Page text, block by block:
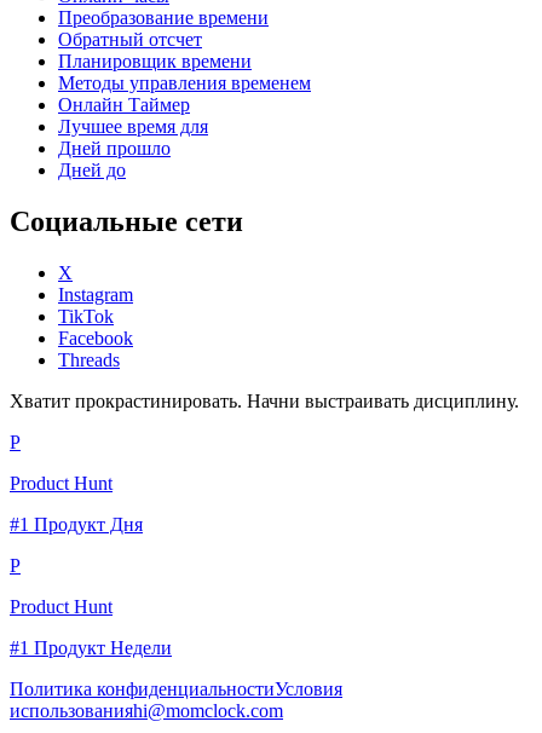
Преобразование времени
Обратный отсчет
Планировщик времени
Методы управления временем
Онлайн Таймер
Лучшее время для
Дней прошло
Дней до
Социальные сети
X
Instagram
TikTok
Facebook
Threads
Хватит прокрастинировать. Начни выстраивать дисциплину.
P
Product Hunt
#1 Продукт Дня
P
Product Hunt
#1 Продукт Недели
Политика конфиденциальностиУсловия
использованияhi@momclock.com